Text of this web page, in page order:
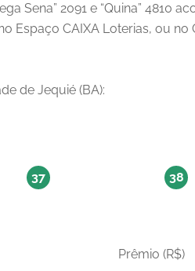
Sena” 2091 e “Quina” 4810
Espaço CAIXA Loterias, ou
de Jequié (BA):
37 38
Prêmio (R$)